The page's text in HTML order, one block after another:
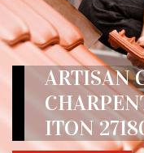
ARTISAN
ITON